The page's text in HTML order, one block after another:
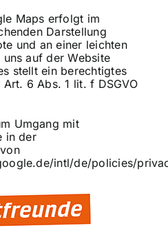
Maps erfolgt im
Darstellung
und an einer leichten
auf der Website
stellt ein berechtigtes
6 Abs. 1 lit. f DSGVO
Umgang mit
in der
intl/de/policies/